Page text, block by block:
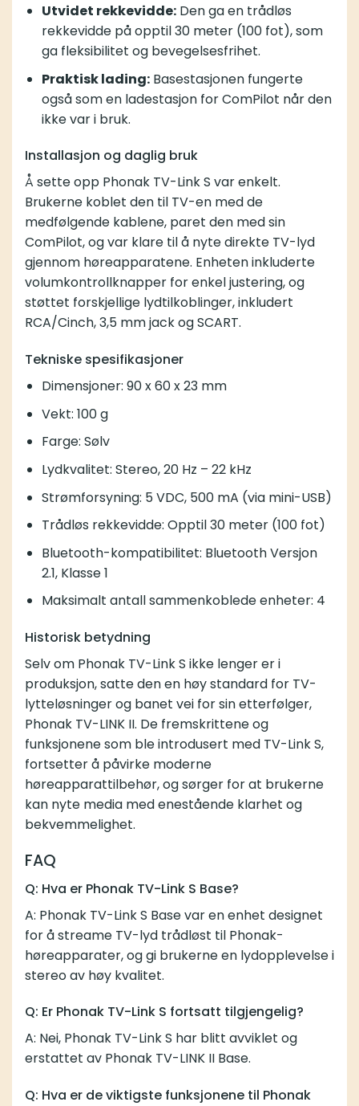
Utvidet rekkevidde:Den ga en trådløs
rekkevidde på opptil 30 meter (100 fot), som
ga fleksibilitet og bevegelsesfrihet.
Praktisk lading:Basestasjonen fungerte
også som en ladestasjon for ComPilot når den
ikke var i bruk.
Installasjon og daglig bruk
Å sette opp Phonak TV-Link S var enkelt.
Brukerne koblet den til TV-en med de
medfølgende kablene, paret den med sin
ComPilot, og var klare til å nyte direkte TV-lyd
gjennom høreapparatene. Enheten inkluderte
volumkontrollknapper for enkel justering, og
støttet forskjellige lydtilkoblinger, inkludert
RCA/Cinch, 3,5 mm jack og SCART.
Tekniske spesifikasjoner
Dimensjoner: 90 x 60 x 23 mm
Vekt: 100 g
Farge: Sølv
Lydkvalitet: Stereo, 20 Hz – 22 kHz
Strømforsyning: 5 VDC, 500 mA (via mini-USB)
Trådløs rekkevidde: Opptil 30 meter (100 fot)
Bluetooth-kompatibilitet: Bluetooth Versjon
2.1, Klasse 1
Maksimalt antall sammenkoblede enheter: 4
Historisk betydning
Selv om Phonak TV-Link S ikke lenger er i
produksjon, satte den en høy standard for TV-
lytteløsninger og banet vei for sin etterfølger,
Phonak TV-LINK II. De fremskrittene og
funksjonene som ble introdusert med TV-Link S,
fortsetter å påvirke moderne
høreapparattilbehør, og sørger for at brukerne
kan nyte media med enestående klarhet og
bekvemmelighet.
FAQ
Q: Hva er Phonak TV-Link S Base?
A: Phonak TV-Link S Base var en enhet designet
for å streame TV-lyd trådløst til Phonak-
høreapparater, og gi brukerne en lydopplevelse i
stereo av høy kvalitet.
Q: Er Phonak TV-Link S fortsatt tilgjengelig?
A: Nei, Phonak TV-Link S har blitt avviklet og
erstattet av Phonak TV-LINK II Base.
Q: Hva er de viktigste funksjonene til Phonak